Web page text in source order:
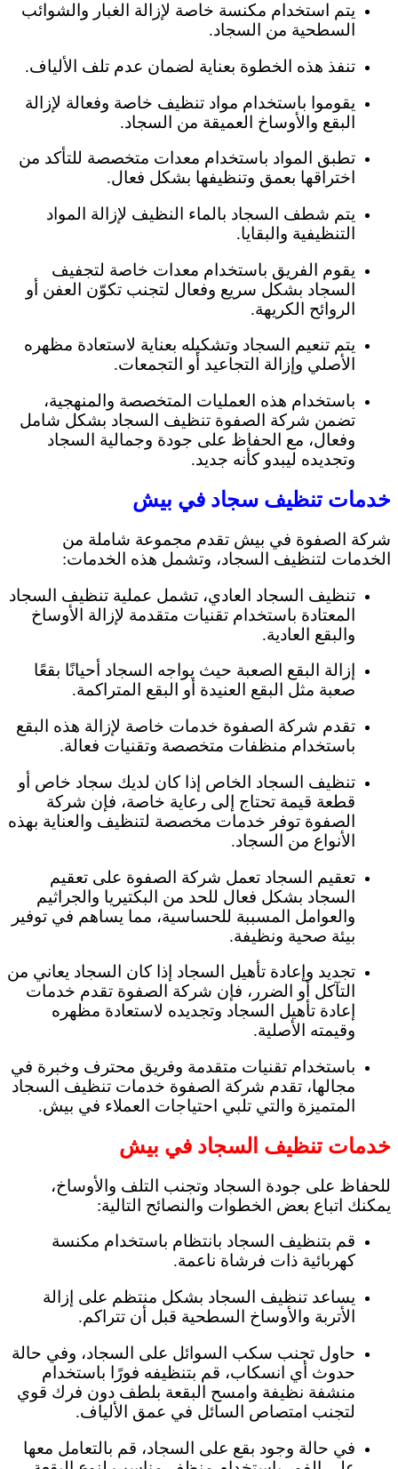
يتم استخدام مكنسة خاصة لإزالة الغبار والشوائب
السطحية من السجاد.
تنفذ هذه الخطوة بعناية لضمان عدم تلف الألياف.
يقوموا باستخدام مواد تنظيف خاصة وفعالة لإزالة
البقع والأوساخ العميقة من السجاد.
تطبق المواد باستخدام معدات متخصصة للتأكد من
اختراقها بعمق وتنظيفها بشكل فعال.
يتم شطف السجاد بالماء النظيف لإزالة المواد
التنظيفية والبقايا.
يقوم الفريق باستخدام معدات خاصة لتجفيف
السجاد بشكل سريع وفعال لتجنب تكوّن العفن أو
الروائح الكريهة.
يتم تنعيم السجاد وتشكيله بعناية لاستعادة مظهره
الأصلي وإزالة التجاعيد أو التجمعات.
باستخدام هذه العمليات المتخصصة والمنهجية،
تضمن شركة الصفوة تنظيف السجاد بشكل شامل
وفعال، مع الحفاظ على جودة وجمالية السجاد
وتجديده ليبدو كأنه جديد.
خدمات تنظيف سجاد في بيش
شركة الصفوة في بيش تقدم مجموعة شاملة من
الخدمات لتنظيف السجاد، وتشمل هذه الخدمات:
تنظيف السجاد العادي، تشمل عملية تنظيف السجاد
المعتادة باستخدام تقنيات متقدمة لإزالة الأوساخ
والبقع العادية.
إزالة البقع الصعبة حيث يواجه السجاد أحيانًا بقعًا
صعبة مثل البقع العنيدة أو البقع المتراكمة.
تقدم شركة الصفوة خدمات خاصة لإزالة هذه البقع
باستخدام منظفات متخصصة وتقنيات فعالة.
تنظيف السجاد الخاص إذا كان لديك سجاد خاص أو
قطعة قيمة تحتاج إلى رعاية خاصة، فإن شركة
الصفوة توفر خدمات مخصصة لتنظيف والعناية بهذه
الأنواع من السجاد.
تعقيم السجاد تعمل شركة الصفوة على تعقيم
السجاد بشكل فعال للحد من البكتيريا والجراثيم
والعوامل المسببة للحساسية، مما يساهم في توفير
بيئة صحية ونظيفة.
تجديد وإعادة تأهيل السجاد إذا كان السجاد يعاني من
التآكل أو الضرر، فإن شركة الصفوة تقدم خدمات
إعادة تأهيل السجاد وتجديده لاستعادة مظهره
وقيمته الأصلية.
باستخدام تقنيات متقدمة وفريق محترف وخبرة في
مجالها، تقدم شركة الصفوة خدمات تنظيف السجاد
المتميزة والتي تلبي احتياجات العملاء في بيش.
خدمات تنظيف السجاد في بيش
للحفاظ على جودة السجاد وتجنب التلف والأوساخ،
يمكنك اتباع بعض الخطوات والنصائح التالية:
قم بتنظيف السجاد بانتظام باستخدام مكنسة
كهربائية ذات فرشاة ناعمة.
يساعد تنظيف السجاد بشكل منتظم على إزالة
الأتربة والأوساخ السطحية قبل أن تتراكم.
حاول تجنب سكب السوائل على السجاد، وفي حالة
حدوث أي انسكاب، قم بتنظيفه فورًا باستخدام
منشفة نظيفة وامسح البقعة بلطف دون فرك قوي
لتجنب امتصاص السائل في عمق الألياف.
في حالة وجود بقع على السجاد، قم بالتعامل معها